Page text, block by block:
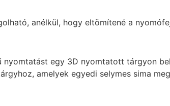
anélkül, hogy eltömítené a
egy 3D nyomtatott tárgyon
amelyek egyedi selymes sima